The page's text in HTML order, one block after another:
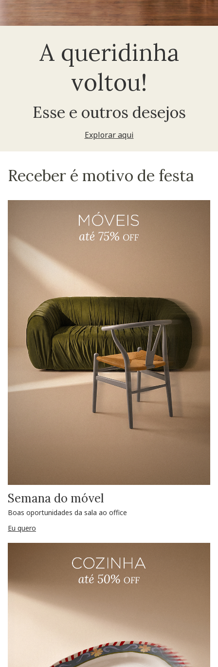
A queridinha
voltou!
Esse e outros desejos
Explorar aqui
Receber é motivo de festa
Semana do móvel
Boas oportunidades da sala ao office
Eu quero